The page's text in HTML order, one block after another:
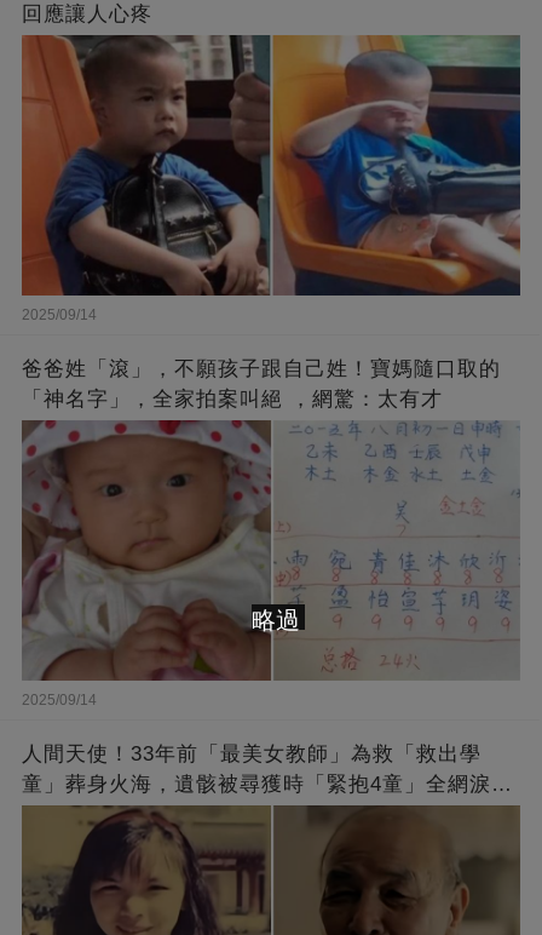
回應讓人心疼
2025/09/14
爸爸姓「滾」，不願孩子跟自己姓！寶媽隨口取的
「神名字」，全家拍案叫絕 ，網驚：太有才
2025/09/14
人間天使！33年前「最美女教師」為救「救出學
童」葬身火海，遺骸被尋獲時「緊抱4童」全網淚
崩：真正的英雄不該被遺忘
略過